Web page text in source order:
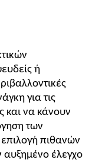
ή
για τις
και να κάνουν
των
επιλογή πιθανών
αυξημένο έλεγχο